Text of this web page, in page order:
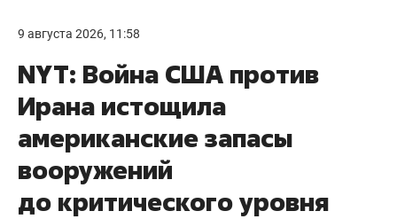
9 августа 2026, 11:58
NYT: Война США против
Ирана истощила
американские запасы
вооружений
до критического уровня